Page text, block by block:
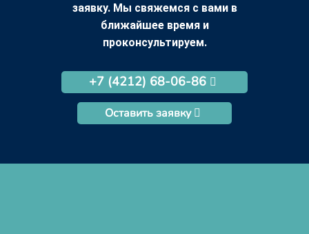
заявку. Мы свяжемся с вами в
ближайшее время и
проконсультируем.
+7 (4212) 68-06-86
Оставить заявку